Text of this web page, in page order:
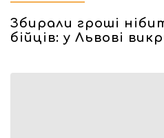
Збирали гроші
бійців: у Львові